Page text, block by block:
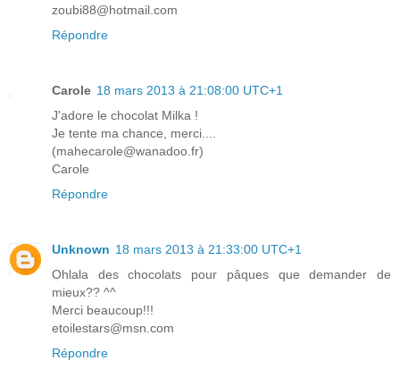
zoubi88@hotmail.com
Répondre
Carole 18 mars 2013 à 21:08:00 UTC+1
J'adore le chocolat Milka !
Je tente ma chance, merci....
(mahecarole@wanadoo.fr)
Carole
Répondre
Unknown 18 mars 2013 à 21:33:00 UTC+1
Ohlala des chocolats pour pâques que demander de
mieux?? ^^
Merci beaucoup!!!
etoilestars@msn.com
Répondre